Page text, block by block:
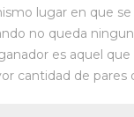
lugar en que
no queda
es aquel
cantidad de pares